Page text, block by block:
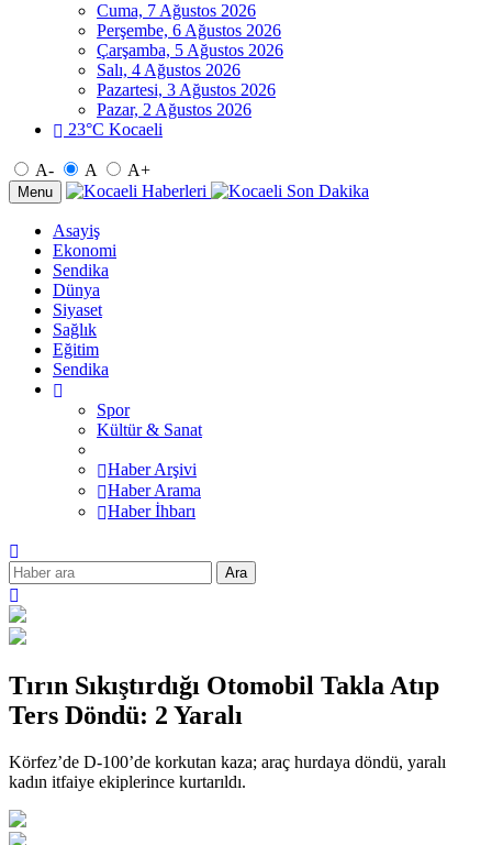
Cuma, 7 Ağustos 2026
Perşembe, 6 Ağustos 2026
Çarşamba, 5 Ağustos 2026
Salı, 4 Ağustos 2026
Pazartesi, 3 Ağustos 2026
Pazar, 2 Ağustos 2026
23°C Kocaeli
A- A A+
Menu
Asayiş
Ekonomi
Sendika
Dünya
Siyaset
Sağlık
Eğitim
Sendika
Spor
Kültür & Sanat
Haber Arşivi
Haber Arama
Haber İhbarı
Ara
Tırın Sıkıştırdığı Otomobil Takla Atıp
Ters Döndü: 2 Yaralı
Körfez’de D-100’de korkutan kaza; araç hurdaya döndü, yaralı
kadın itfaiye ekiplerince kurtarıldı.